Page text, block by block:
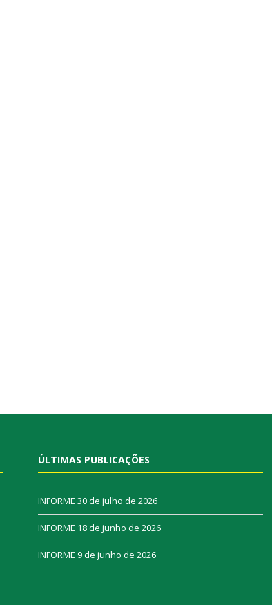
ÚLTIMAS PUBLICAÇÕES
INFORME 30 de julho de 2026
INFORME 18 de junho de 2026
INFORME 9 de junho de 2026